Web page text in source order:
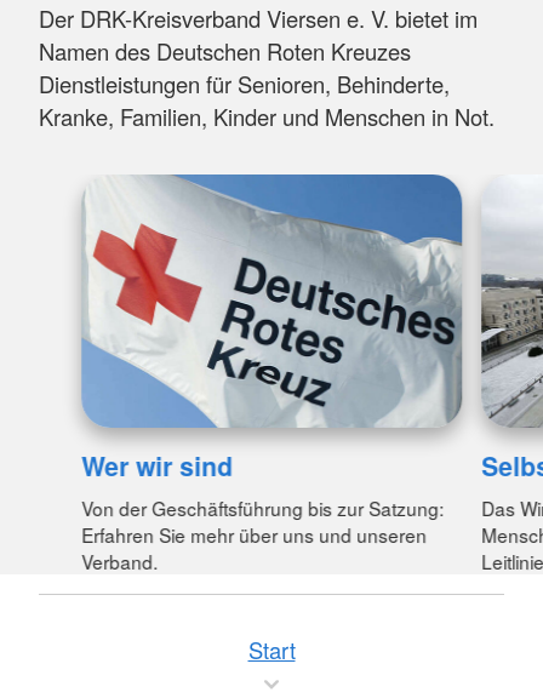
Der DRK-Kreisverband Viersen e. V. bietet im
Namen des Deutschen Roten Kreuzes
Dienstleistungen für Senioren, Behinderte,
Kranke, Familien, Kinder und Menschen in Not.
Wer wir sind
Von der Geschäftsführung bis zur Satzung:
Erfahren Sie mehr über uns und unseren
Verband.
Das
Start